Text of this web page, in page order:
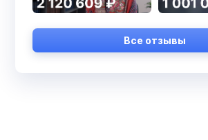
Все отзывы